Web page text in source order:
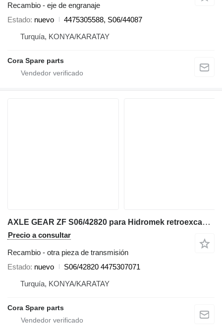
Recambio - eje de engranaje
Estado nuevo
4475305588, S06/44087
Turquía, KONYA/KARATAY
Cora Spare parts
AXLE GEAR ZF S06/42820 para Hidromek retroexcavadora
Precio a consultar
Recambio - otra pieza de transmisión
Estado nuevo
S06/42820 4475307071
Turquía, KONYA/KARATAY
Cora Spare parts